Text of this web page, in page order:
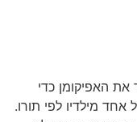
האפיקומן כדי
מילדיו לפי תורו.